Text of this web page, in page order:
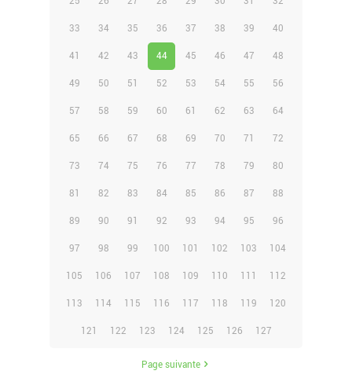
33 34 35 36 37 38 39 40
41 42 43 44 45 46 47 48
49 50 51 52 53 54 55 56
57 58 59 60 61 62 63 64
65 66 67 68 69 70 71 72
73 74 75 76 77 78 79 80
81 82 83 84 85 86 87 88
89 90 91 92 93 94 95 96
97 98 99 100 101 102 103 104
105 106 107 108 109 110 111 112
113 114 115 116 117 118 119 120
121 122 123 124 125 126 127
Page suivante